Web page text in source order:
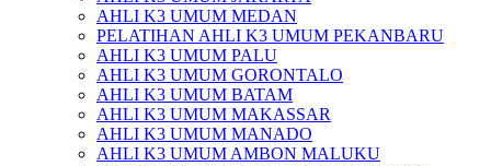
AHLI K3 UMUM MEDAN
PELATIHAN AHLI K3 UMUM PEKANBARU
AHLI K3 UMUM PALU
AHLI K3 UMUM GORONTALO
AHLI K3 UMUM BATAM
AHLI K3 UMUM MAKASSAR
AHLI K3 UMUM MANADO
AHLI K3 UMUM AMBON MALUKU